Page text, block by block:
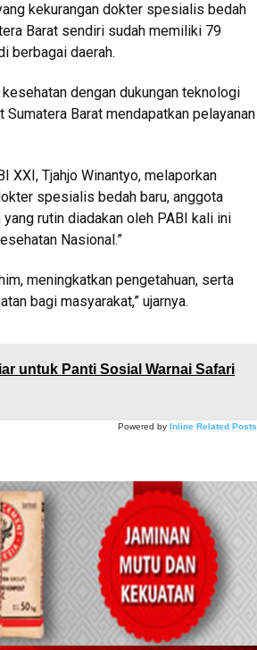
kekurangan dokter spesialis bedah
Barat sendiri sudah memiliki 79
berbagai daerah.
dengan dukungan teknologi
Barat mendapatkan pelayanan
XXI, Tjahjo Winantyo, melaporkan
spesialis bedah baru, anggota
rutin diadakan oleh PABI kali ini
Nasional.”
meningkatkan pengetahuan, serta
bagi masyarakat,” ujarnya.
untuk Panti Sosial Warnai Safari
Powered by Inline Related Posts